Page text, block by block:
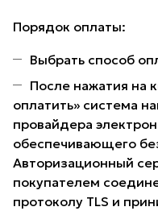
Порядок оплаты:
Выбрать способ
После нажатия на
оплатить» система
провайдера
обеспечивающего
Авторизационный
покупателем
протоколу TLS и